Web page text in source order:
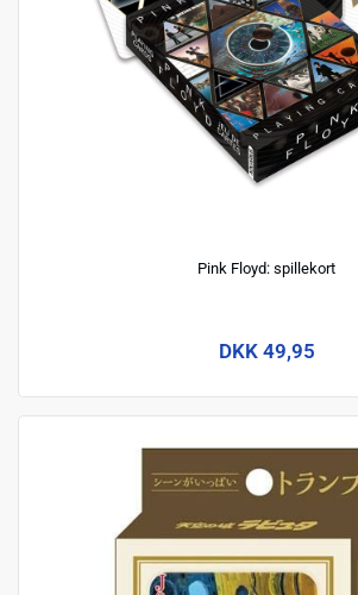
Pink Floyd: spillekort
DKK 49,95